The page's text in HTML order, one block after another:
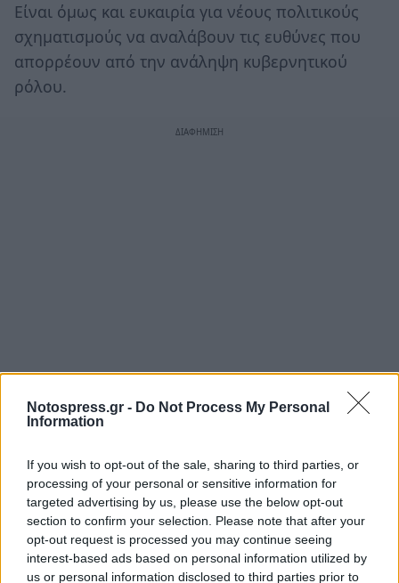
Notospress.gr - Do Not Process My Personal
Information
If you wish to opt-out of the sale, sharing to third parties, or
processing of your personal or sensitive information for
targeted advertising by us, please use the below opt-out
section to confirm your selection. Please note that after your
opt-out request is processed you may continue seeing
interest-based ads based on personal information utilized by
us or personal information disclosed to third parties prior to
Είναι όμως και ευκαιρία για νέους πολιτικούς
σχηματισμούς να αναλάβουν τις ευθύνες που
απορρέουν από την ανάληψη κυβερνητικού
ρόλου.